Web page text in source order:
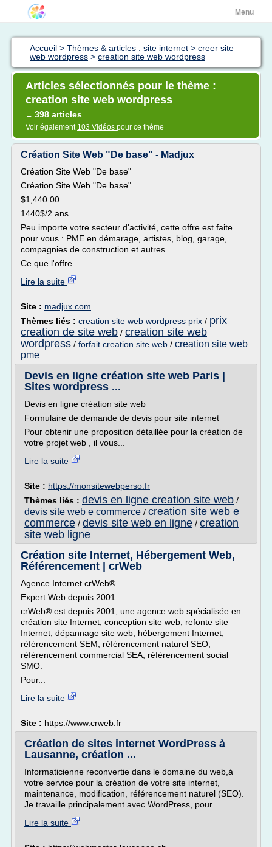
Menu
Accueil > Thèmes & articles : site internet > creer site
web wordpress > creation site web wordpress
Articles sélectionnés pour le thème :
creation site web wordpress
→ 398 articles
Voir également 103 Vidéos pour ce thème
Création Site Web "De base" - Madjux
Création Site Web "De base"
Création Site Web "De base"
$1,440.00
1440$/2 ans
Peu importe votre secteur d'activité, cette offre est faite
pour vous : PME en démarage, artistes, blog, garage,
compagnies de construction et autres...
Ce que l'offre...
Lire la suite
Site : madjux.com
Thèmes liés : creation site web wordpress prix / prix
creation de site web / creation site web
wordpress / forfait creation site web / creation site web
pme
Devis en ligne création site web Paris |
Sites wordpress ...
Devis en ligne création site web
Formulaire de demande de devis pour site internet
Pour obtenir une proposition détaillée pour la création de
votre projet web , il vous...
Lire la suite
Site : https://monsitewebperso.fr
Thèmes liés : devis en ligne creation site web /
devis site web e commerce / creation site web e
commerce / devis site web en ligne / creation
site web ligne
Création site Internet, Hébergement Web,
Référencement | crWeb
Agence Internet crWeb®
Expert Web depuis 2001
crWeb® est depuis 2001, une agence web spécialisée en
création site Internet, conception site web, refonte site
Internet, dépannage site web, hébergement Internet,
référencement SEM, référencement naturel SEO,
référencement commercial SEA, référencement social
SMO.
Pour...
Lire la suite
Site : https://www.crweb.fr
Création de sites internet WordPress à
Lausanne, création ...
Informaticienne reconvertie dans le domaine du web,à
votre service pour la création de votre site internet,
maintenance, modification, référencement naturel (SEO).
Je travaille principalement avec WordPress, pour...
Lire la suite